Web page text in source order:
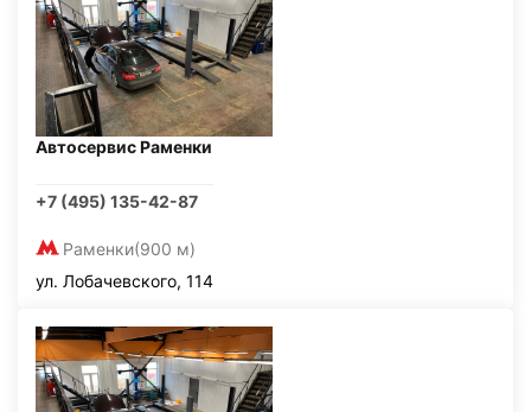
Автосервис Раменки
+7 (495) 135-42-87
Раменки(900 м)
ул. Лобачевского, 114